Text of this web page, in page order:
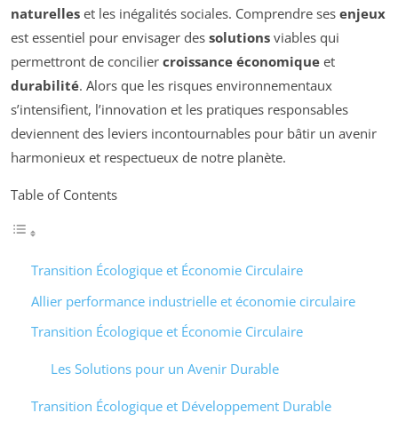
naturelles et les inégalités sociales. Comprendre ses enjeux
est essentiel pour envisager des solutions viables qui
permettront de concilier croissance économique et
durabilité. Alors que les risques environnementaux
s’intensifient, l’innovation et les pratiques responsables
deviennent des leviers incontournables pour bâtir un avenir
harmonieux et respectueux de notre planète.
Table of Contents
Transition Écologique et Économie Circulaire
Allier performance industrielle et économie circulaire
Transition Écologique et Économie Circulaire
Les Solutions pour un Avenir Durable
Transition Écologique et Développement Durable